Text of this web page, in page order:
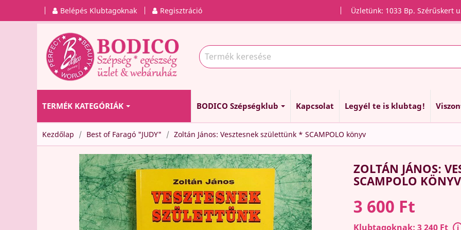
Belépés Klubtagoknak Regisztráció Üzletünk: 1033 Bp. Szérűskert
TERMÉK KATEGÓRIÁK BODICO Szépségklub Kapcsolat Legyél te is klubtag!
Kezdőlap Best of Faragó "JUDY" Zoltán János: Vesztesnek születtünk * SCAMPOLO könyv
ZOLTÁN JÁNOS:
SCAMPOLO KÖNYV
3 600 Ft
Klubtagoknak: 3 240 Ft